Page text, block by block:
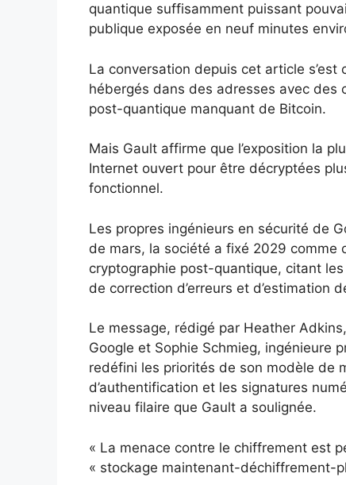
quantique suffisamment puissant
publique exposée en neuf minutes
La conversation depuis cet article
hébergés dans des adresses avec des
post-quantique manquant de Bitcoin.
Mais Gault affirme que l’exposition la
Internet ouvert pour être décryptées
fonctionnel.
Les propres ingénieurs en sécurité de
de mars, la société a fixé 2029 comme
cryptographie post-quantique, citant
de correction d’erreurs et d’estimation
Le message, rédigé par Heather
Google et Sophie Schmieg, ingénieure
redéfini les priorités de son modèle de
d’authentification et les signatures
niveau filaire que Gault a soulignée.
« La menace contre le chiffrement est
« stockage maintenant-déchiffrement-